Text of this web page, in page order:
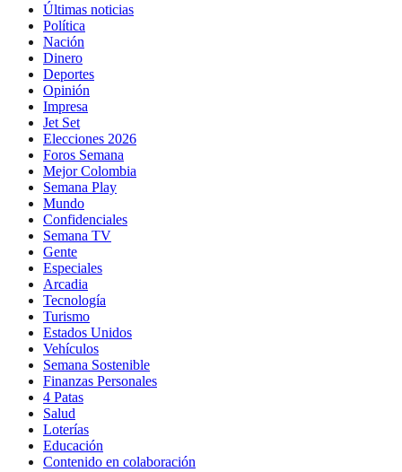
Últimas noticias
Política
Nación
Dinero
Deportes
Opinión
Impresa
Jet Set
Elecciones 2026
Foros Semana
Mejor Colombia
Semana Play
Mundo
Confidenciales
Semana TV
Gente
Especiales
Arcadia
Tecnología
Turismo
Estados Unidos
Vehículos
Semana Sostenible
Finanzas Personales
4 Patas
Salud
Loterías
Educación
Contenido en colaboración